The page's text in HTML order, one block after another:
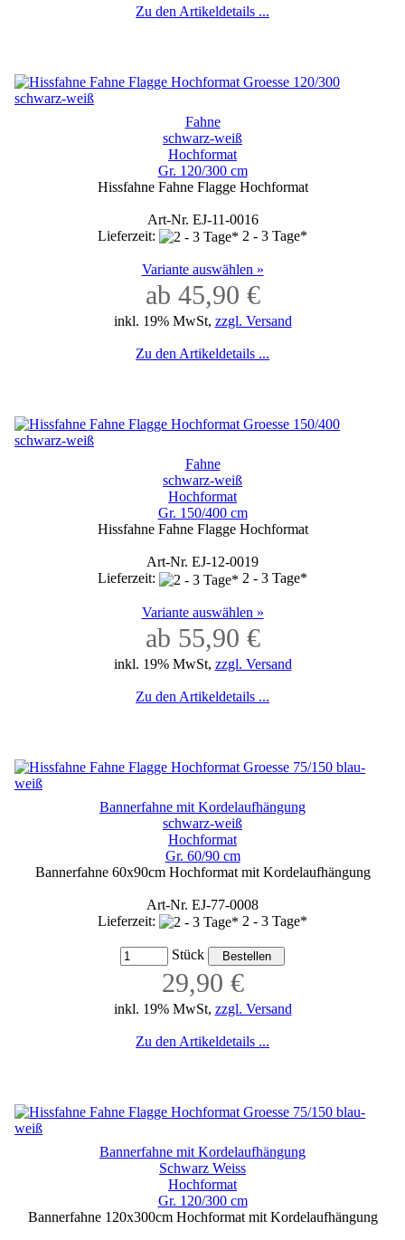
Zu den Artikeldetails ...
Fahne
schwarz-weiß
Hochformat
Gr. 120/300 cm
Hissfahne Fahne Flagge Hochformat
Art-Nr. EJ-11-0016
Lieferzeit:
2 - 3 Tage*
Variante auswählen »
ab 45,90 €
inkl. 19% MwSt, zzgl. Versand
Zu den Artikeldetails ...
Fahne
schwarz-weiß
Hochformat
Gr. 150/400 cm
Hissfahne Fahne Flagge Hochformat
Art-Nr. EJ-12-0019
Lieferzeit:
2 - 3 Tage*
Variante auswählen »
ab 55,90 €
inkl. 19% MwSt, zzgl. Versand
Zu den Artikeldetails ...
Bannerfahne mit Kordelaufhängung
schwarz-weiß
Hochformat
Gr. 60/90 cm
Bannerfahne 60x90cm Hochformat mit Kordelaufhängung
Art-Nr. EJ-77-0008
Lieferzeit:
2 - 3 Tage*
Stück
29,90 €
inkl. 19% MwSt, zzgl. Versand
Zu den Artikeldetails ...
Bannerfahne mit Kordelaufhängung
Schwarz Weiss
Hochformat
Gr. 120/300 cm
Bannerfahne 120x300cm Hochformat mit Kordelaufhängung